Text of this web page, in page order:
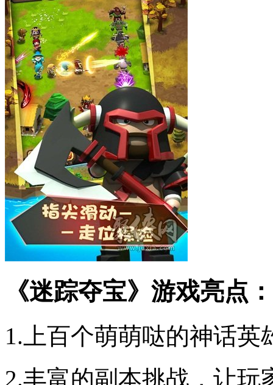
《迷踪夺宝》游戏亮点：
1.上百个萌萌哒的神话
2.丰富的副本挑战，让玩